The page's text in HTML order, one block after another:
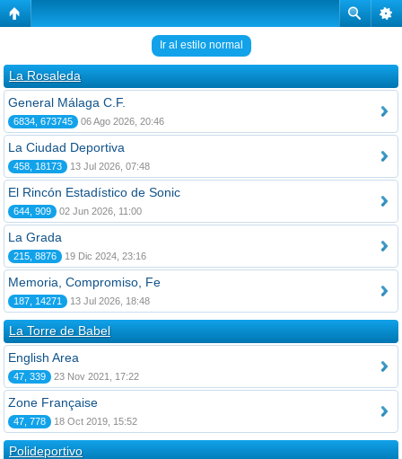
Ir al estilo normal
La Rosaleda
General Málaga C.F.
6834, 673745 06 Ago 2026, 20:46
La Ciudad Deportiva
458, 18173 13 Jul 2026, 07:48
El Rincón Estadístico de Sonic
644, 909 02 Jun 2026, 11:00
La Grada
215, 8876 19 Dic 2024, 23:16
Memoria, Compromiso, Fe
187, 14271 13 Jul 2026, 18:48
La Torre de Babel
English Area
47, 339 23 Nov 2021, 17:22
Zone Française
47, 778 18 Oct 2019, 15:52
Polideportivo